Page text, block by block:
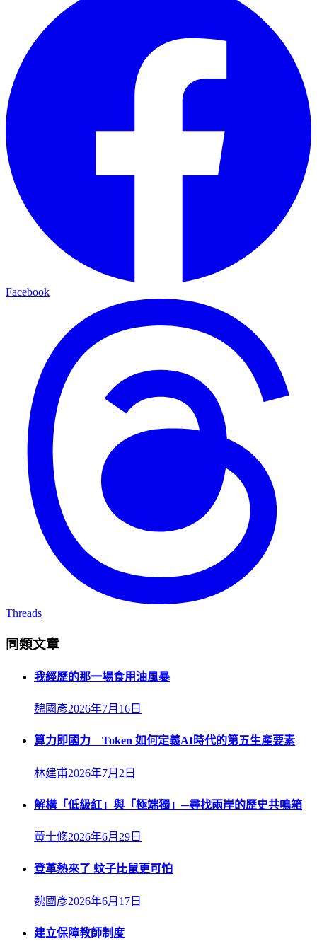
Facebook
Threads
同類文章
我經歷的那一場食用油風暴
魏國彥2026年7月16日
算力即國力 Token 如何定義AI時代的第五生產要素
林建甫2026年7月2日
解構「低級紅」與「極端獨」─尋找兩岸的歷史共鳴箱
黃士修2026年6月29日
登革熱來了 蚊子比鼠更可怕
魏國彥2026年6月17日
建立保障教師制度